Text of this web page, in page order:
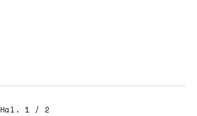
Hal. 1 / 2